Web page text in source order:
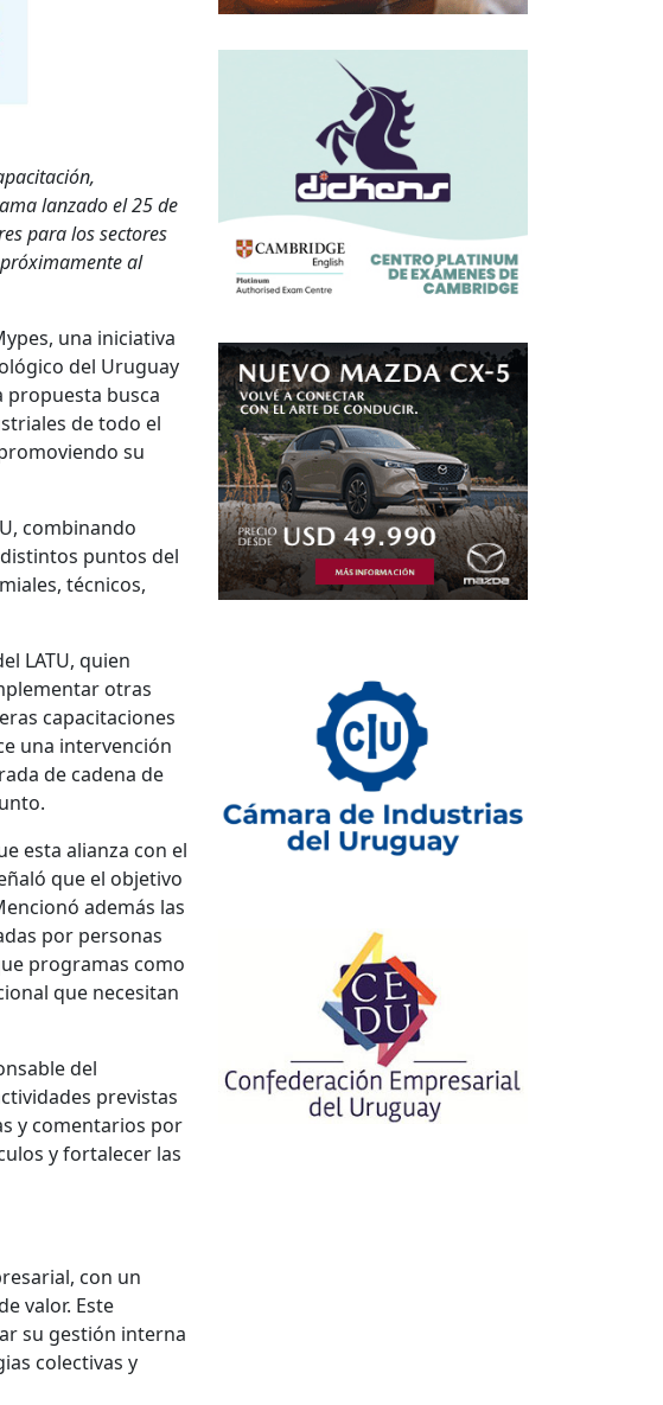
lanzado el 25 de
para los sectores
al
una iniciativa
del Uruguay
propuesta busca
de todo el
su
combinando
puntos del
técnicos,
LATU, quien
otras
capacitaciones
una intervención
de cadena de
esta alianza con el
que el objetivo
además las
por personas
programas como
que necesitan
del
previstas
y comentarios por
y fortalecer las
con un
valor. Este
su gestión interna
colectivas y